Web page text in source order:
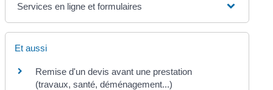
Services en ligne et formulaires
Et aussi
Remise d'un devis avant une prestation
(travaux, santé, déménagement...)